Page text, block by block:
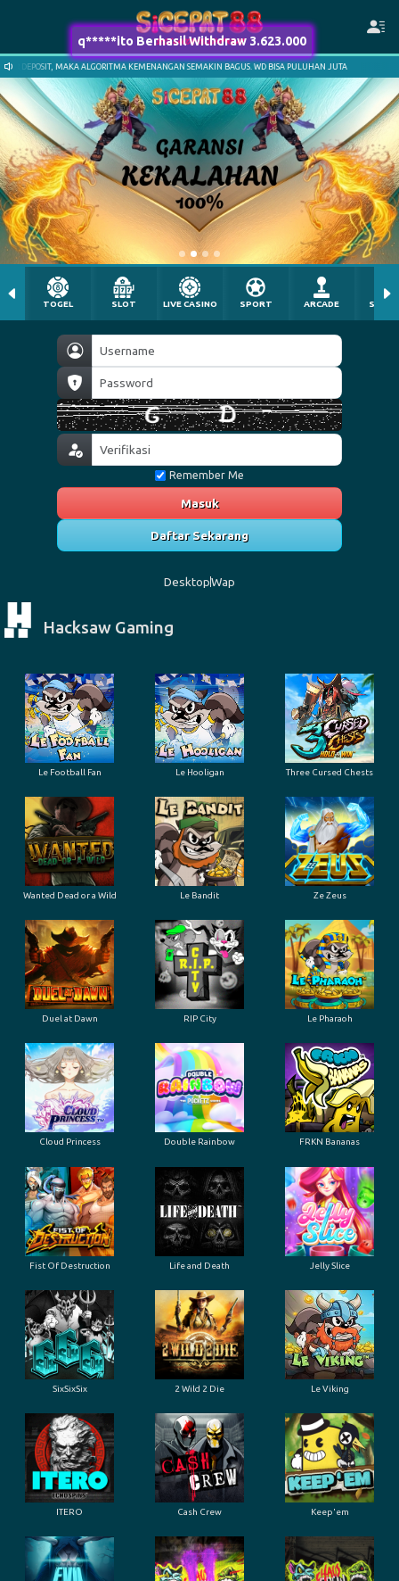
SEMAKIN BAGUS. WD BISA PULUHAN JUTA SEMAKIN SERING DAN BESAR
Remember Me
Masuk
Daftar Sekarang
TOGEL SLOT LIVE CASINO SPORT ARCADE
DesktopWap
Hacksaw Gaming
Le Football Fan Le Hooligan Three Cursed Chests
Wanted Dead or a Wild Le Bandit Ze Zeus
Duel at Dawn RIP City Le Pharaoh
Cloud Princess Double Rainbow FRKN Bananas
Fist Of Destruction Life and Death Jelly Slice
SixSixSix 2 Wild 2 Die Le Viking
ITERO Cash Crew Keep'em